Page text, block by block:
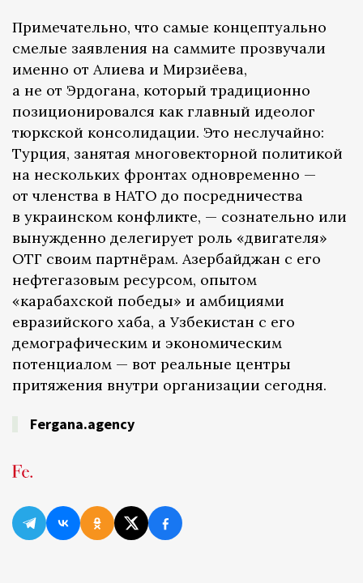
Примечательно, что самые концептуально
смелые заявления на саммите прозвучали
именно от Алиева и Мирзиёева,
а не от Эрдогана, который традиционно
позиционировался как главный идеолог
тюркской консолидации. Это неслучайно:
Турция, занятая многовекторной политикой
на нескольких фронтах одновременно —
от членства в НАТО до посредничества
в украинском конфликте, — сознательно или
вынужденно делегирует роль «двигателя»
ОТГ своим партнёрам. Азербайджан с его
нефтегазовым ресурсом, опытом
«карабахской победы» и амбициями
евразийского хаба, а Узбекистан с его
демографическим и экономическим
потенциалом — вот реальные центры
притяжения внутри организации сегодня.
Fergana.agency